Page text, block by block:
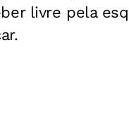
livre pela